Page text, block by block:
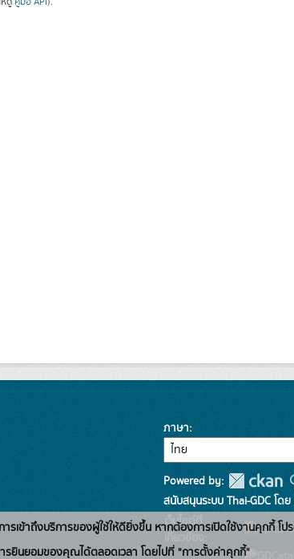
ภาษา
Powered by:
สนับสนุนระบบ Thai-GDC โ
เว็บไซต์ที่
เกี่ยวข้อง:
รเข้าถึงบริการของผู้ใช้ให้ดียิ่งขึ้น หากต้องการเปิดใช้งานคุกกี้ โ
ยินยอมของคุณได้ตลอดเวลา โดยไปที่ "การตั้งค่าคุกกี้"